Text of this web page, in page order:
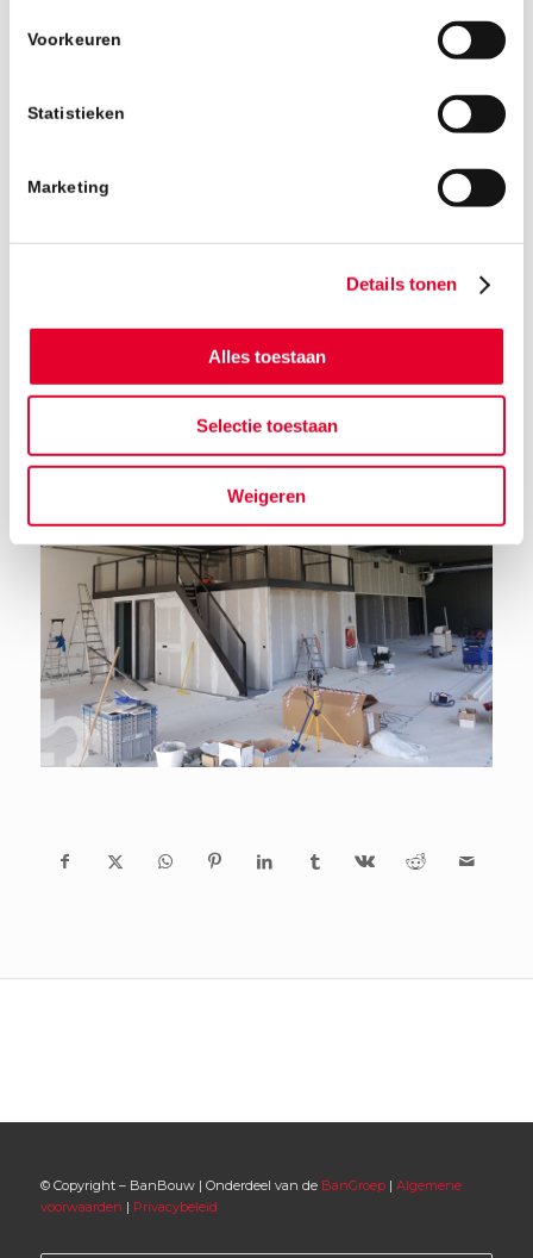
Voorkeuren
Statistieken
Marketing
Details tonen
Alles toestaan
Selectie toestaan
Weigeren
© Copyright – BanBouw | Onderdeel van de BanGroep| Algemene
voorwaarden | Privacybeleid